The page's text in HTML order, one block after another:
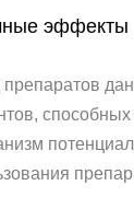
эффекты
препаратов
способных